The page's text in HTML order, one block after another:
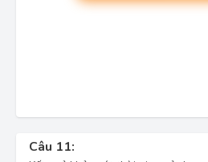
Câu 11: